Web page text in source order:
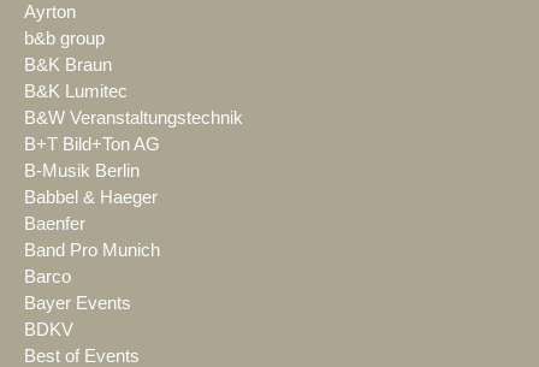
Ayrton
b&b group
B&K Braun
B&K Lumitec
B&W Veranstaltungstechnik
B+T Bild+Ton AG
B-Musik Berlin
Babbel & Haeger
Baenfer
Band Pro Munich
Barco
Bayer Events
BDKV
Best of Events